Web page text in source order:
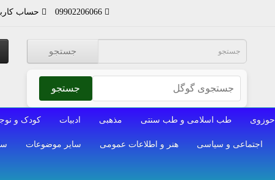
09902206066 حساب
جستجو
جستجو
حوزوی طب اسلامی و طب سنتی مذهبی ادبیات کودک و
اجتماعی و سیاسی هنر و اطلاعات عمومی سایر موضوعات